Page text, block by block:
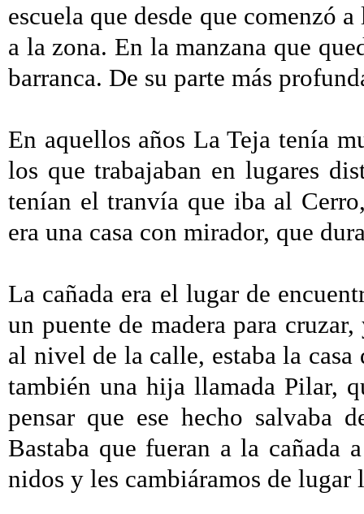
escuela que desde que comenzó
a la zona. En la manzana que
barranca. De su parte más
En aquellos años La Teja tenía
los que trabajaban en lugares
tenían el tranvía que iba al
era una casa con mirador, que
La cañada era el lugar de
un puente de madera para
al nivel de la calle, estaba la
también una hija llamada Pilar,
pensar que ese hecho salvaba
Bastaba que fueran a la cañada
nidos y les cambiáramos de lugar